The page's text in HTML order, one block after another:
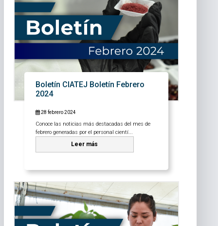
Boletín CIATEJ Boletín Febrero
2024
28 febrero 2024
Conoce las noticias más destacadas del mes de
febrero generadas por el personal cientí...
Leer más